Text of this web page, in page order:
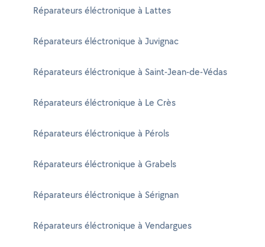
Réparateurs éléctronique à Lattes
Réparateurs éléctronique à Juvignac
Réparateurs éléctronique à Saint-Jean-de-Védas
Réparateurs éléctronique à Le Crès
Réparateurs éléctronique à Pérols
Réparateurs éléctronique à Grabels
Réparateurs éléctronique à Sérignan
Réparateurs éléctronique à Vendargues